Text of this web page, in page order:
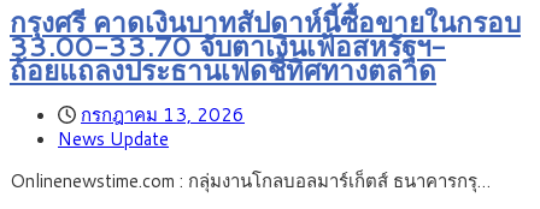
กรุงศรี คาดเงินบาทสัปดาห์นี้ซื้อขายในกรอบ
33.00-33.70 จับตาเงินเฟ้อสหรัฐฯ-
ถ้อยแถลงประธานเฟดชี้ทิศทางตลาด
กรกฎาคม 13, 2026
News Update
Onlinenewstime.com : กลุ่มงานโกลบอลมาร์เก็ตส์ ธนาคารกรุ…